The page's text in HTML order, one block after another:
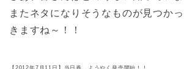
またネタになりそうなものが見つか
きますね～！！